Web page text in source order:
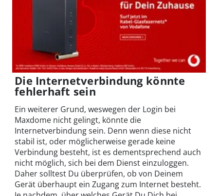
Die Internetverbindung könnte
fehlerhaft sein
Ein weiterer Grund, weswegen der Login bei
Maxdome nicht gelingt, könnte die
Internetverbindung sein. Denn wenn diese nicht
stabil ist, oder möglicherweise gerade keine
Verbindung besteht, ist es dementsprechend auch
nicht möglich, sich bei dem Dienst einzuloggen.
Daher solltest Du überprüfen, ob von Deinem
Gerät überhaupt ein Zugang zum Internet besteht.